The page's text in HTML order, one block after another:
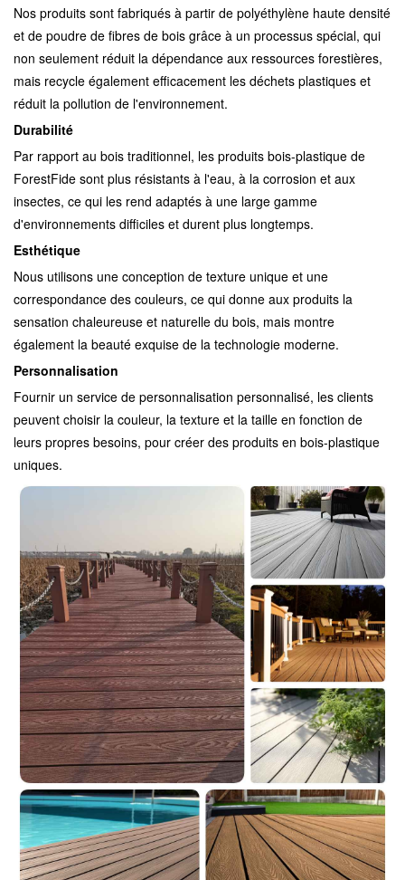
Nos produits sont fabriqués à partir de polyéthylène haute densité
et de poudre de fibres de bois grâce à un processus spécial, qui
non seulement réduit la dépendance aux ressources forestières,
mais recycle également efficacement les déchets plastiques et
réduit la pollution de l'environnement.
Durabilité
Par rapport au bois traditionnel, les produits bois-plastique de
ForestFide sont plus résistants à l'eau, à la corrosion et aux
insectes, ce qui les rend adaptés à une large gamme
d'environnements difficiles et durent plus longtemps.
Esthétique
Nous utilisons une conception de texture unique et une
correspondance des couleurs, ce qui donne aux produits la
sensation chaleureuse et naturelle du bois, mais montre
également la beauté exquise de la technologie moderne.
Personnalisation
Fournir un service de personnalisation personnalisé, les clients
peuvent choisir la couleur, la texture et la taille en fonction de
leurs propres besoins, pour créer des produits en bois-plastique
uniques.